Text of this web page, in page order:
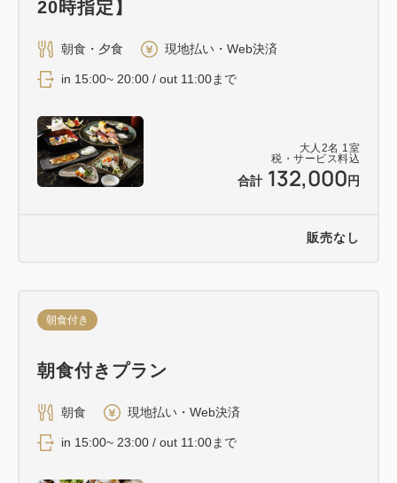
大人 2名 1室
税・サービス料込
合計 132,000 円
20時指定】
朝食・夕食 現地払い・Web決済
in 15:00~ 20:00 / out 11:00まで
販売なし
朝食付き
朝食付きプラン
朝食 現地払い・Web決済
in 15:00~ 23:00 / out 11:00まで